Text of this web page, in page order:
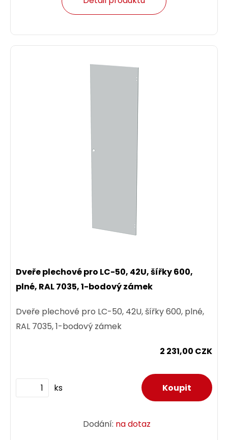
Dveře plechové pro LC-50, 42U, šířky 600,
plné, RAL 7035, 1-bodový zámek
Dveře plechové pro LC-50, 42U, šířky 600, plné,
RAL 7035, 1-bodový zámek
2 231,00 CZK
ks
Dodání: na dotaz